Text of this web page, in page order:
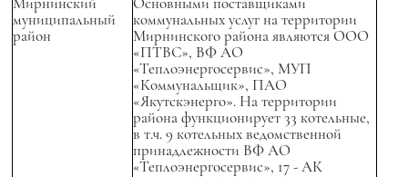
муниципальный
район
коммунальных услуг на территории
Мирнинского района являются ООО
«ПТВС», ВФ АО
«Теплоэнергосервис», МУП
«Коммунальщик», ПАО
«Якутскэнерго». На территории
района функционирует 33 котельные,
в т.ч. 9 котельных ведомственной
принадлежности ВФ АО
«Теплоэнергосервис», 17 - АК